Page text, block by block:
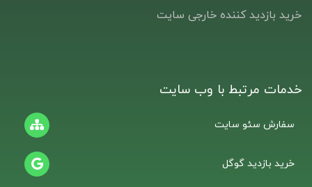
خرید بازدید کننده خارجی سایت
خدمات مرتبط با وب سایت
سفارش سئو سایت
خرید بازدید گوگل